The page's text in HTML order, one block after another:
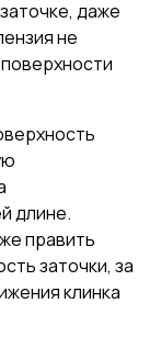
даже
не
длине.
править
заточки, за
клинка